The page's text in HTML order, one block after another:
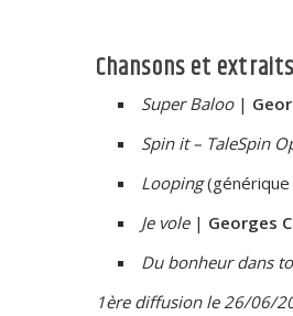
Chansons et
Super Baloo|
Spin it – TaleSpin
Looping(générique
Je vole| Georges
Du bonheur dans
1ère diffusion le 26/06/